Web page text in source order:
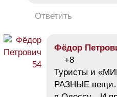
Ответить
Фёдор
+8
Туристы и
РАЗНЫЕ